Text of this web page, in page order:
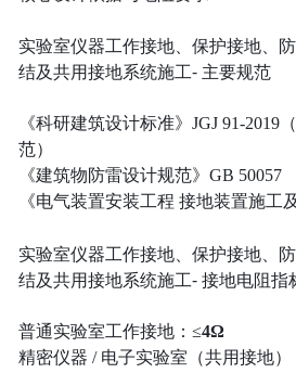
实验室仪器工作接地、保护接地、
结及共用接地系统施工- 主要规范
《科研建筑设计标准》JGJ 91-2019
范）
《建筑物防雷设计规范》GB 50057
《电气装置安装工程 接地装置施工
实验室仪器工作接地、保护接地、
结及共用接地系统施工- 接地电阻指
普通实验室工作接地：≤4Ω
精密仪器 / 电子实验室（共用接地）